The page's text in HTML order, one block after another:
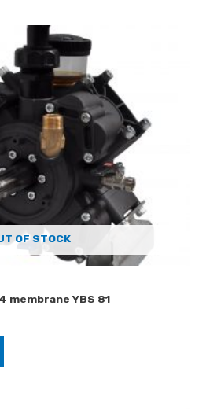
OF STOCK
membrane YBS 81